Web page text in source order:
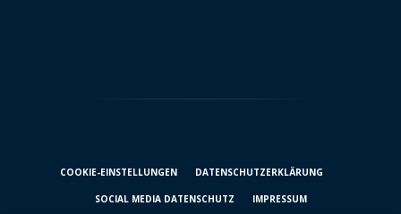
COOKIE-EINSTELLUNGEN DATENSCHUTZ­ERKLÄRUNG
SOCIAL MEDIA DATENSCHUTZ IMPRESSUM